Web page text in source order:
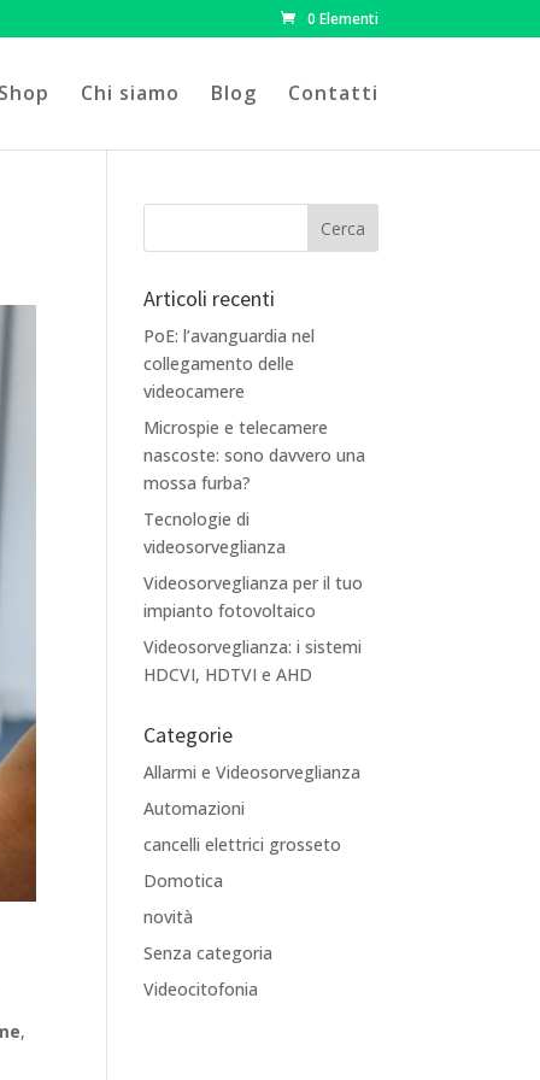
0 Elementi
Shop Chi siamo Blog Contatti
,
Articoli recenti
PoE: l’avanguardia nel
collegamento delle
videocamere
Microspie e telecamere
nascoste: sono davvero una
mossa furba?
Tecnologie di
videosorveglianza
Videosorveglianza per il tuo
impianto fotovoltaico
Videosorveglianza: i sistemi
HDCVI, HDTVI e AHD
Categorie
Allarmi e Videosorveglianza
Automazioni
cancelli elettrici grosseto
Domotica
novità
Senza categoria
Videocitofonia